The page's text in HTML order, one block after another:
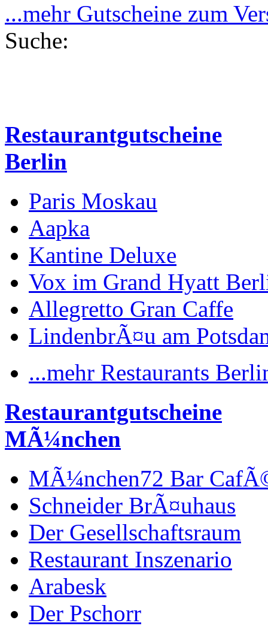
...mehr Gutscheine zum
Suche:
Restaurantgutscheine
Berlin
Paris Moskau
Aapka
Kantine Deluxe
Vox im Grand Hyatt
Allegretto Gran Caffe
LindenbrÃ¤u am
...mehr Restaurants
Restaurantgutscheine
MÃ¼nchen
MÃ¼nchen72 Bar
Schneider BrÃ¤uhaus
Der Gesellschaftsraum
Restaurant Inszenario
Arabesk
Der Pschorr